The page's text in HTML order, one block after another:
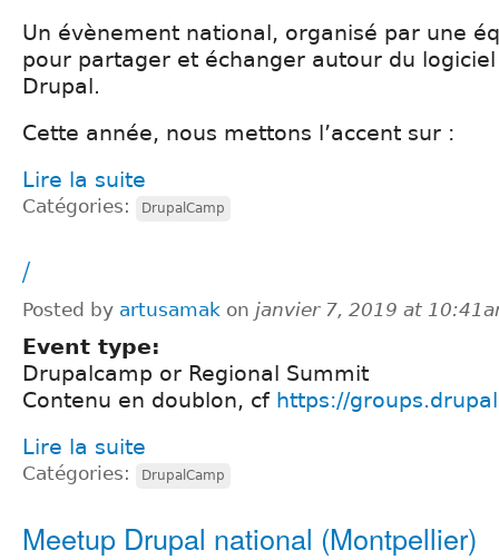
Un évènement national, organisé par une
pour partager et échanger autour du logiciel
Drupal.
Cette année, nous mettons l’accent sur :
Lire la suite
Catégories: DrupalCamp
/
Posted by artusamak on janvier 7, 2019 at
Event type:
Drupalcamp or Regional Summit
Contenu en doublon, cf https://
Lire la suite
Catégories: DrupalCamp
Meetup Drupal national (Montpellier)